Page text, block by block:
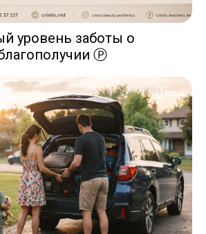
уровень заботы о
Ⓟ